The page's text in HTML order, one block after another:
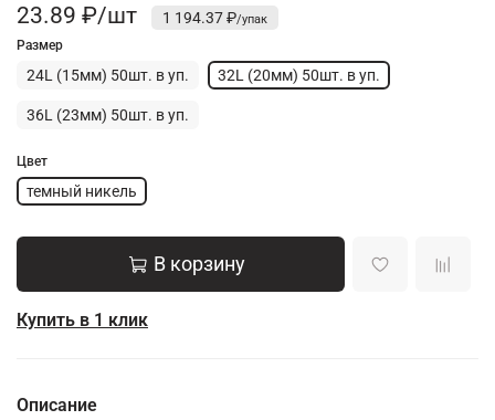
23.89 ₽/шт 1 194.37 ₽
Размер
24L (15мм) 50шт. в уп. 32L (20мм) 50шт. в уп.
36L (23мм) 50шт. в уп.
Цвет
темный никель
В корзину
Купить в 1 клик
Описание